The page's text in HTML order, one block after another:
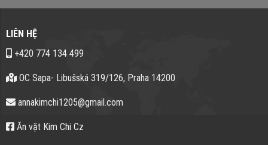
LIÊN HỆ
+420 774 134 499
OC Sapa- Libušská 319/126, Praha 14200
annakimchi1205@gmail.com
Ăn vặt Kim Chi Cz